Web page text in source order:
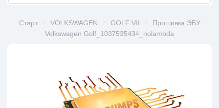
Старт VOLKSWAGEN GOLF VII
Прошивка ЭБУ
Volkswagen Golf_1037535434_nolambda